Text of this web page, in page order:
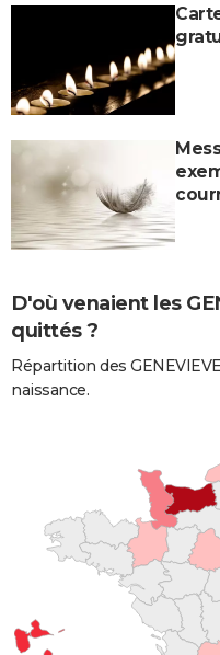
D'où venaient les
quittés ?
Répartition des
naissance.